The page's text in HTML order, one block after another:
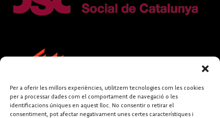
Per a oferir les millors experiències, utilitzem tecnologies com les cookies
per a processar dades com el comportament de navegació o les
identificacions úniques en aquest lloc. No consentir o retirar el
consentiment, pot afectar negativament unes certes característiques i